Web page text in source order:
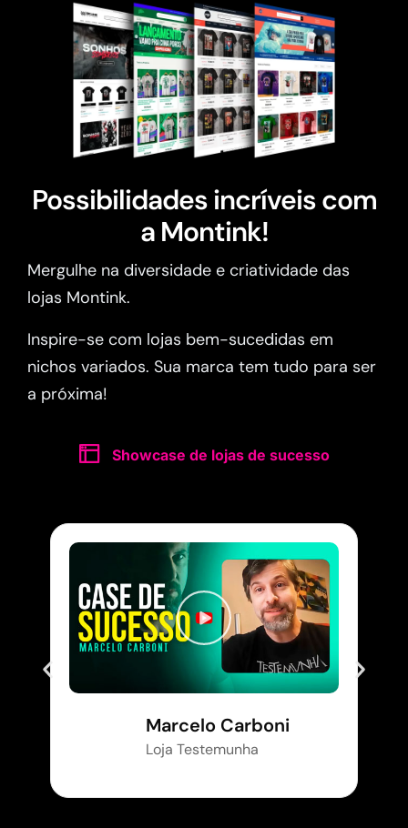
Possibilidades incríveis com
a Montink!
Mergulhe na diversidade e criatividade das
lojas Montink.
Inspire-se com lojas bem-sucedidas em
nichos variados. Sua marca tem tudo para ser
a próxima!
Showcase de lojas de sucesso
Marcelo Carboni
Loja Testemunha